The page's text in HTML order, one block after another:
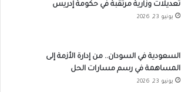
تعديلات وزارية مرتقبة في حكومة إدريس
يونيو 23, 2026
السعودية في السودان.. من إدارة الأزمة إلى
المساهمة في رسم مسارات الحل
يونيو 23, 2026